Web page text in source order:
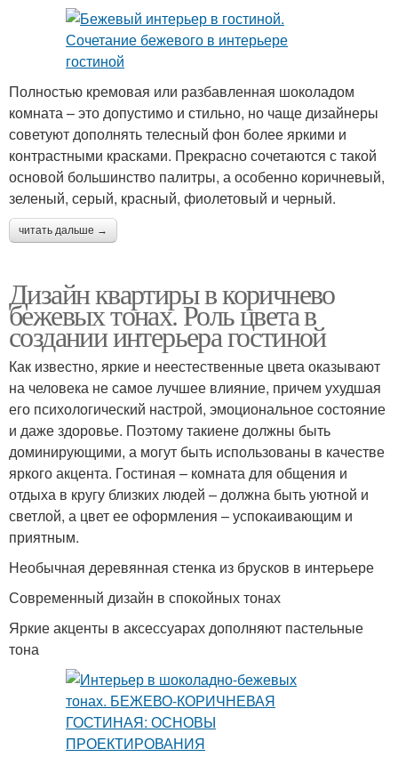
Полностью кремовая или разбавленная шоколадом
комната – это допустимо и стильно, но чаще дизайнеры
советуют дополнять телесный фон более яркими и
контрастными красками. Прекрасно сочетаются с такой
основой большинство палитры, а особенно коричневый,
зеленый, серый, красный, фиолетовый и черный.
читать дальше →
Дизайн квартиры в коричнево
бежевых тонах. Роль цвета в
создании интерьера гостиной
Как известно, яркие и неестественные цвета оказывают
на человека не самое лучшее влияние, причем ухудшая
его психологический настрой, эмоциональное состояние
и даже здоровье. Поэтому такиене должны быть
доминирующими, а могут быть использованы в качестве
яркого акцента. Гостиная – комната для общения и
отдыха в кругу близких людей – должна быть уютной и
светлой, а цвет ее оформления – успокаивающим и
приятным.
Необычная деревянная стенка из брусков в интерьере
Современный дизайн в спокойных тонах
Яркие акценты в аксессуарах дополняют пастельные
тона